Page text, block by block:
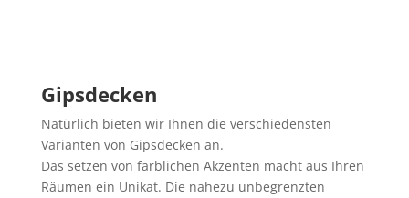
Gipsdecken
Natürlich bieten wir Ihnen die verschiedensten
Varianten von Gipsdecken an.
Das setzen von farblichen Akzenten macht aus Ihren
Räumen ein Unikat. Die nahezu unbegrenzten